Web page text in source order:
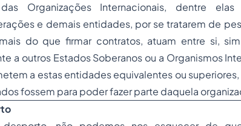
Organizações Internacionais, dentre elas
e demais entidades, por se tratarem de
do que firmar contratos, atuam entre si,
a outros Estados Soberanos ou a Organismos
a estas entidades equivalentes ou
fossem para poder fazer parte daquela